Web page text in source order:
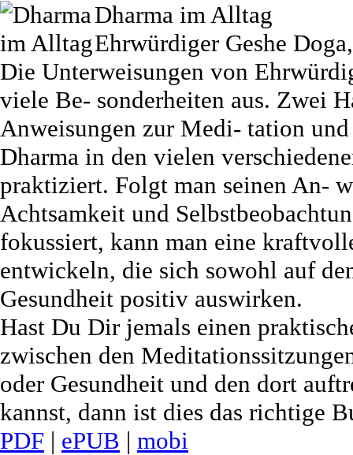
Dharma im Alltag
Ehrwürdiger Geshe
Die Unterweisungen von
viele Be- sonderheiten aus. Zwei
Anweisungen zur Medi- tation
Dharma in den vielen
praktiziert. Folgt man seinen An-
Achtsamkeit und
fokussiert, kann man eine
entwickeln, die sich sowohl auf
Gesundheit positiv auswirken.
Hast Du Dir jemals einen
zwischen den
oder Gesundheit und den dort
kannst, dann ist dies das richtige
PDF | ePUB | mobi